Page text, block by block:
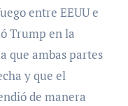
entre EEUU e
Trump en la
que ambas partes
y que el
de manera